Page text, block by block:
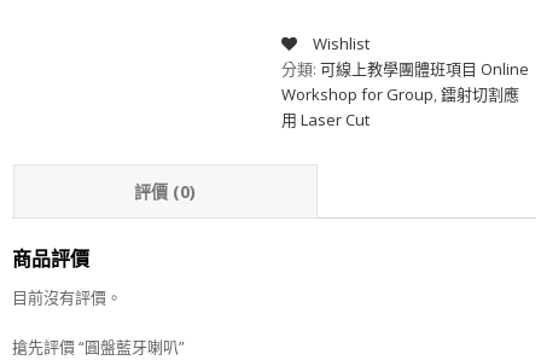
Wishlist
分類: 可線上教學團體班項目 Online
Workshop for Group,鐳射切割應
用 Laser Cut
評價 (0)
商品評價
目前沒有評價。
搶先評價 “圓盤藍牙喇叭”